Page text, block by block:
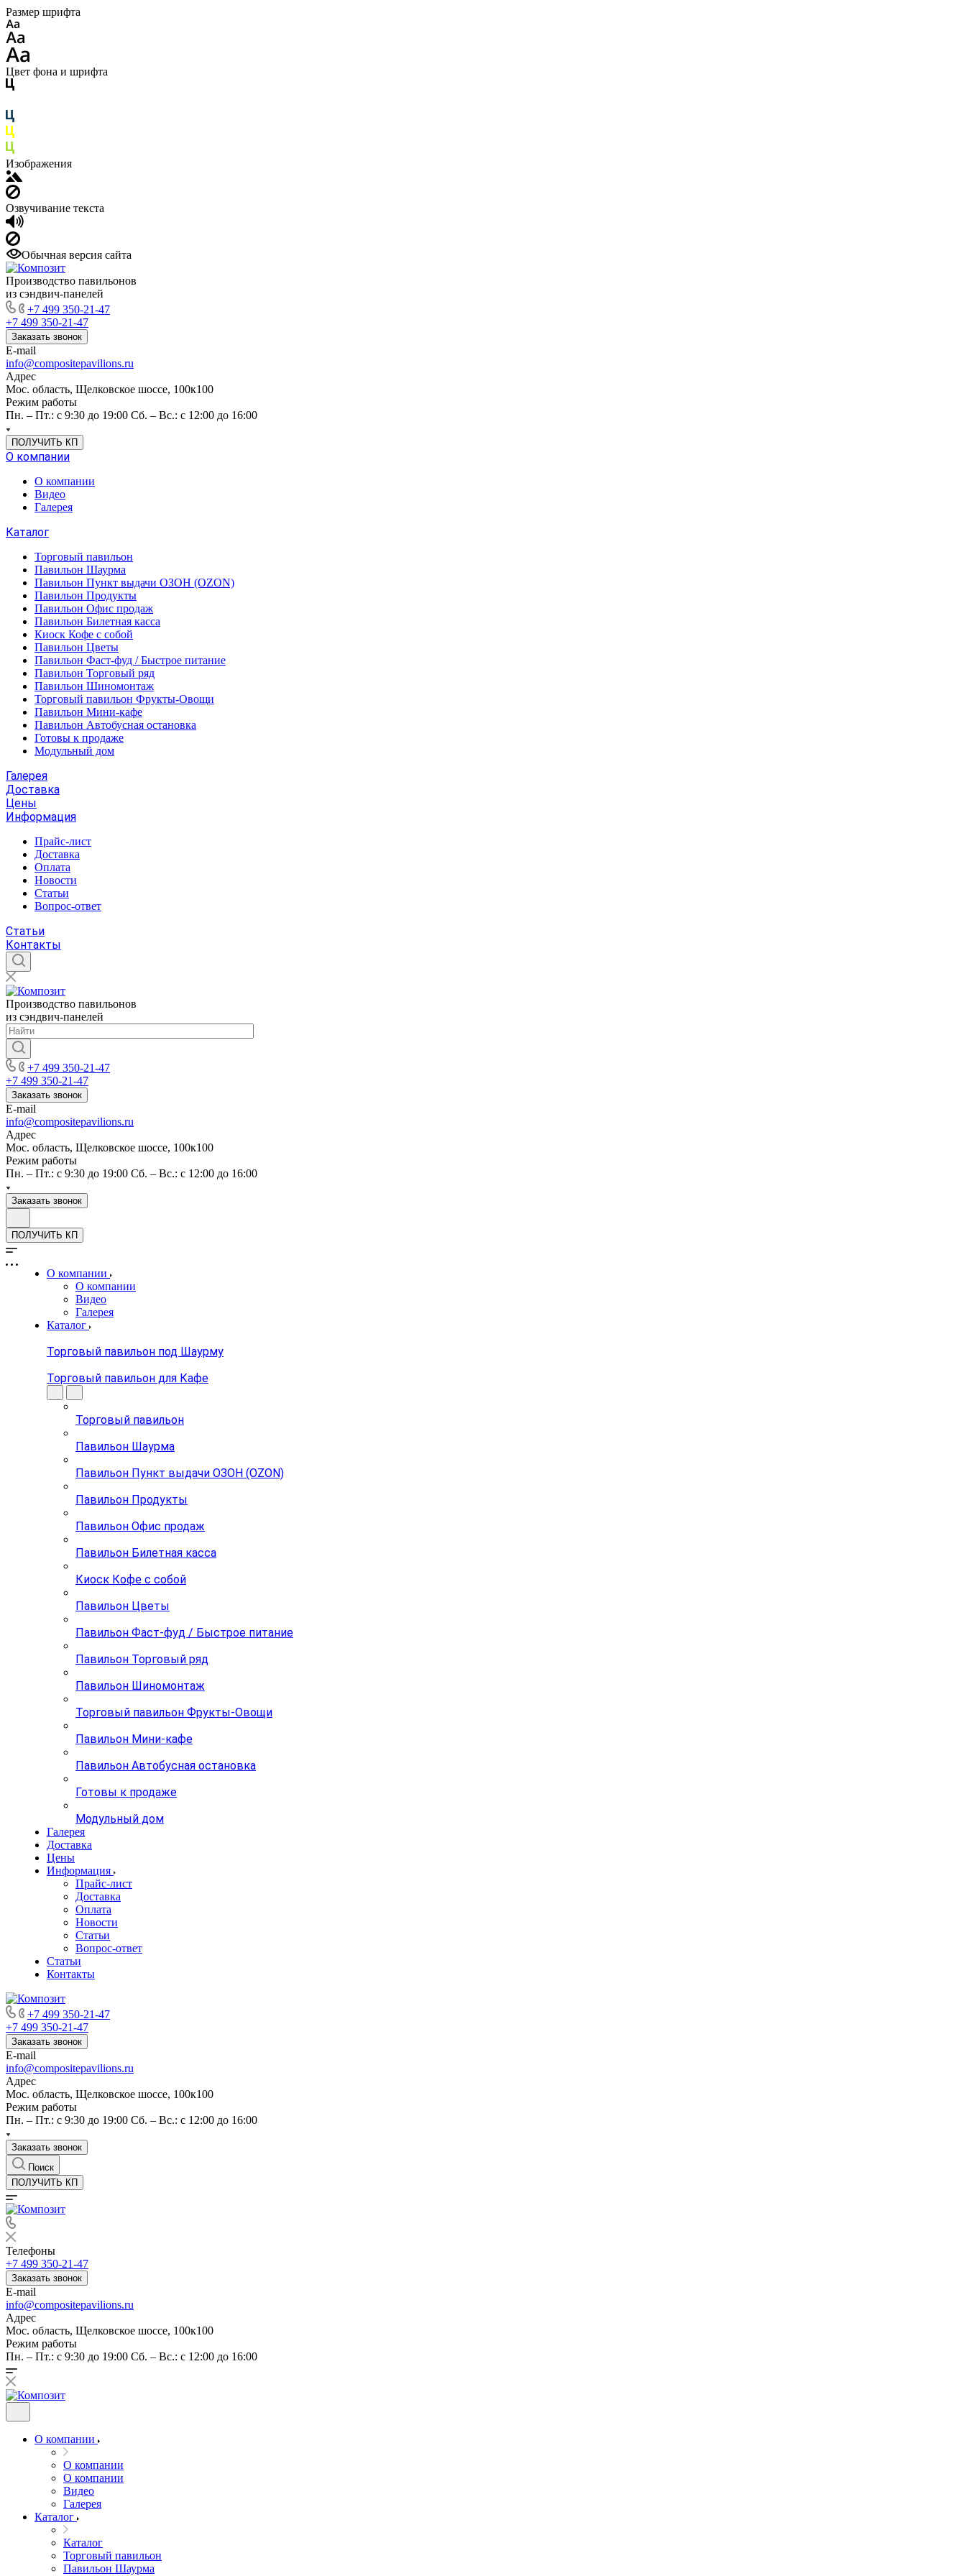
Размер шрифта
Цвет фона и шрифта
Изображения
Озвучивание текста
Обычная версия сайта
Производство павильонов
из сэндвич-панелей
+7 499 350-21-47
+7 499 350-21-47
Заказать звонок
E-mail
info@compositepavilions.ru
Адрес
Мос. область, Щелковское шоссе, 100к100
Режим работы
Пн. – Пт.: с 9:30 до 19:00 Сб. – Вс.: с 12:00 до 16:00
ПОЛУЧИТЬ КП
О компании
О компании
Видео
Галерея
Каталог
Торговый павильон
Павильон Шаурма
Павильон Пункт выдачи ОЗОН (OZON)
Павильон Продукты
Павильон Офис продаж
Павильон Билетная касса
Киоск Кофе с собой
Павильон Цветы
Павильон Фаст-фуд / Быстрое питание
Павильон Торговый ряд
Павильон Шиномонтаж
Торговый павильон Фрукты-Овощи
Павильон Мини-кафе
Павильон Автобусная остановка
Готовы к продаже
Модульный дом
Галерея
Доставка
Цены
Информация
Прайс-лист
Доставка
Оплата
Новости
Статьи
Вопрос-ответ
Статьи
Контакты
Производство павильонов
из сэндвич-панелей
+7 499 350-21-47
+7 499 350-21-47
Заказать звонок
E-mail
info@compositepavilions.ru
Адрес
Мос. область, Щелковское шоссе, 100к100
Режим работы
Пн. – Пт.: с 9:30 до 19:00 Сб. – Вс.: с 12:00 до 16:00
Заказать звонок
ПОЛУЧИТЬ КП
О компании
О компании
Видео
Галерея
Каталог
Торговый павильон под Шаурму
Торговый павильон для Кафе
Торговый павильон
Павильон Шаурма
Павильон Пункт выдачи ОЗОН (OZON)
Павильон Продукты
Павильон Офис продаж
Павильон Билетная касса
Киоск Кофе с собой
Павильон Цветы
Павильон Фаст-фуд / Быстрое питание
Павильон Торговый ряд
Павильон Шиномонтаж
Торговый павильон Фрукты-Овощи
Павильон Мини-кафе
Павильон Автобусная остановка
Готовы к продаже
Модульный дом
Галерея
Доставка
Цены
Информация
Прайс-лист
Доставка
Оплата
Новости
Статьи
Вопрос-ответ
Статьи
Контакты
+7 499 350-21-47
+7 499 350-21-47
Заказать звонок
E-mail
info@compositepavilions.ru
Адрес
Мос. область, Щелковское шоссе, 100к100
Режим работы
Пн. – Пт.: с 9:30 до 19:00 Сб. – Вс.: с 12:00 до 16:00
Заказать звонок
Поиск
ПОЛУЧИТЬ КП
Телефоны
+7 499 350-21-47
Заказать звонок
E-mail
info@compositepavilions.ru
Адрес
Мос. область, Щелковское шоссе, 100к100
Режим работы
Пн. – Пт.: с 9:30 до 19:00 Сб. – Вс.: с 12:00 до 16:00
О компании
О компании
О компании
Видео
Галерея
Каталог
Каталог
Торговый павильон
Павильон Шаурма